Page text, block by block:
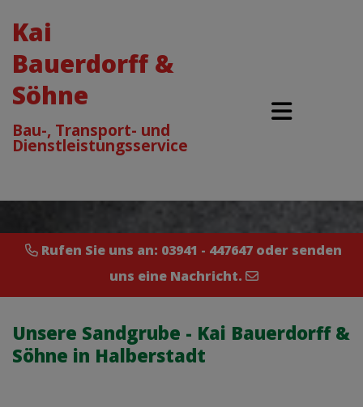
Kai
Bauerdorff &
Söhne
Bau-, Transport- und
Dienstleistungsservice
Rufen Sie uns an: 03941 - 447647 oder senden
uns eine Nachricht.
Unsere Sandgrube - Kai Bauerdorff &
Söhne in Halberstadt